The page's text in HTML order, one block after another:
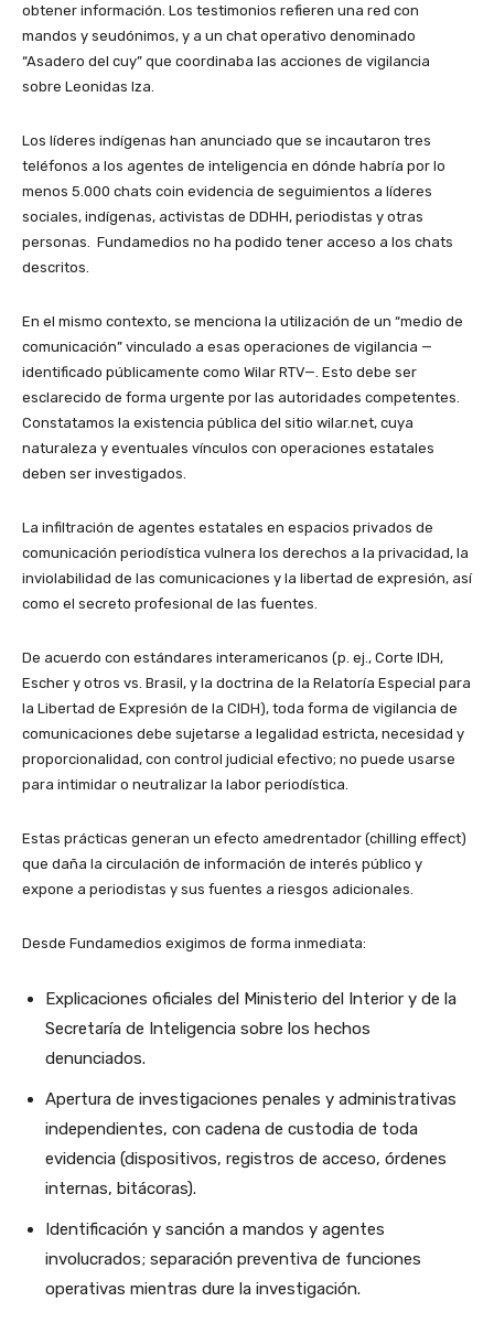
obtener información. Los testimonios refieren una red con
mandos y seudónimos, y a un chat operativo denominado
“Asadero del cuy” que coordinaba las acciones de vigilancia
sobre Leonidas Iza.
Los líderes indígenas han anunciado que se incautaron tres
teléfonos a los agentes de inteligencia en dónde habría por lo
menos 5.000 chats coin evidencia de seguimientos a líderes
sociales, indígenas, activistas de DDHH, periodistas y otras
personas. Fundamedios no ha podido tener acceso a los chats
descritos.
En el mismo contexto, se menciona la utilización de un “medio de
comunicación” vinculado a esas operaciones de vigilancia —
identificado públicamente como Wilar RTV—. Esto debe ser
esclarecido de forma urgente por las autoridades competentes.
Constatamos la existencia pública del sitio wilar.net, cuya
naturaleza y eventuales vínculos con operaciones estatales
deben ser investigados.
La infiltración de agentes estatales en espacios privados de
comunicación periodística vulnera los derechos a la privacidad, la
inviolabilidad de las comunicaciones y la libertad de expresión, así
como el secreto profesional de las fuentes.
De acuerdo con estándares interamericanos (p. ej., Corte IDH,
Escher y otros vs. Brasil, y la doctrina de la Relatoría Especial para
la Libertad de Expresión de la CIDH), toda forma de vigilancia de
comunicaciones debe sujetarse a legalidad estricta, necesidad y
proporcionalidad, con control judicial efectivo; no puede usarse
para intimidar o neutralizar la labor periodística.
Estas prácticas generan un efecto amedrentador (chilling effect)
que daña la circulación de información de interés público y
expone a periodistas y sus fuentes a riesgos adicionales.
Desde Fundamedios exigimos de forma inmediata:
Explicaciones oficiales del Ministerio del Interior y de la
Secretaría de Inteligencia sobre los hechos
denunciados.
Apertura de investigaciones penales y administrativas
independientes, con cadena de custodia de toda
evidencia (dispositivos, registros de acceso, órdenes
internas, bitácoras).
Identificación y sanción a mandos y agentes
involucrados; separación preventiva de funciones
operativas mientras dure la investigación.